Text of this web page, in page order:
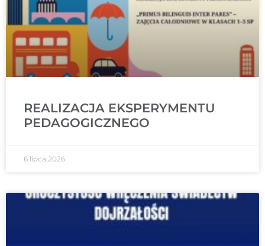
REALIZACJA EKSPERYMENTU
PEDAGOGICZNEGO
6 lipca 2026